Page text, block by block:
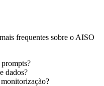
frequentes sobre o AISO
dados?